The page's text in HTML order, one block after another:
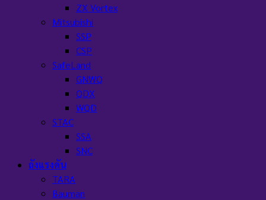
ZX Vortex
Mitsubishi
SSP
CSP
SafeLand
GNWQ
QDX
WQD
STAC
SSA
SNC
ถังแรงดัน
TARA
Bauman